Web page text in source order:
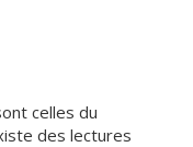
celles du
des lectures